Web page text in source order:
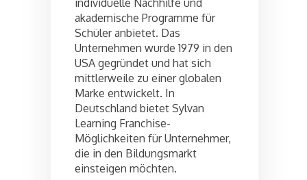
akademische Programme für
Schüler anbietet. Das
Unternehmen wurde 1979 in den
USA gegründet und hat sich
mittlerweile zu einer globalen
Marke entwickelt. In
Deutschland bietet Sylvan
Learning Franchise-
Möglichkeiten für Unternehmer,
die in den Bildungsmarkt
einsteigen möchten.